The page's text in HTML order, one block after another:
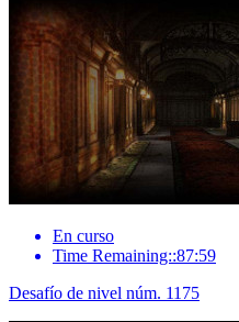
En curso
Time Remaining::87:59
Desafío de nivel núm. 1175